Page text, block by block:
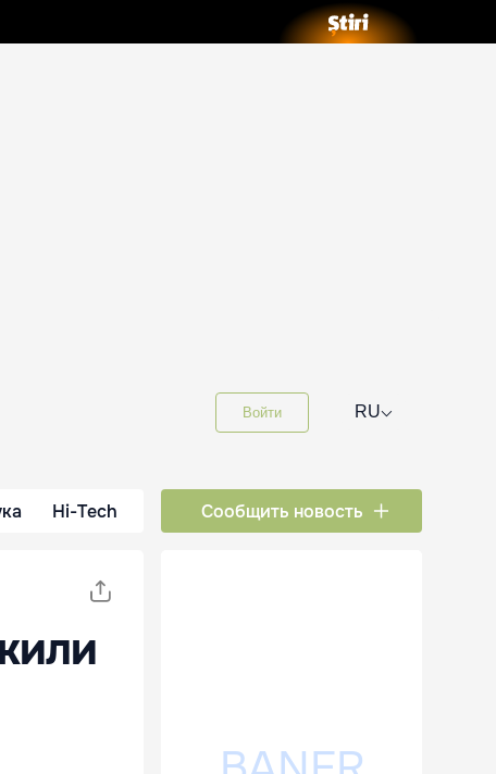
Войти RU⌵
Hi-Tech Сообщить новость